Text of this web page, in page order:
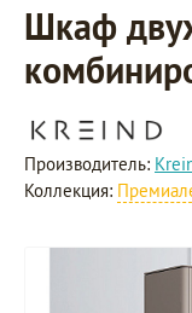
Шкаф
Производитель:
Коллекция: